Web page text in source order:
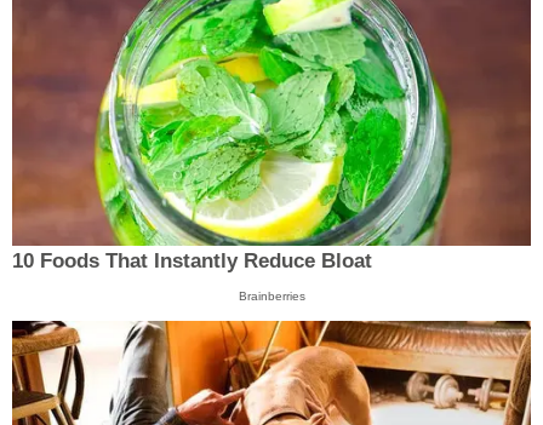
10 Foods That Instantly Reduce Bloat
Brainberries